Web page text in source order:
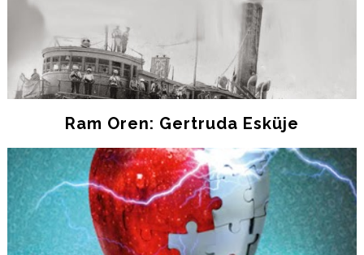
Ram Oren: Gertruda Esküje